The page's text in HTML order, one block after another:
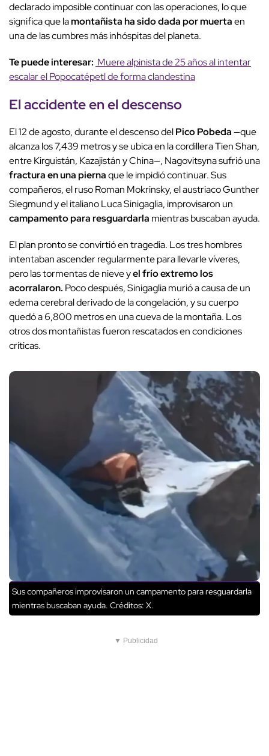
declarado imposible continuar con las operaciones, lo que
significa que lamontañista ha sido dada por muertaen
una de las cumbres más inhóspitas del planeta.
Te puede interesar: Muere alpinista de 25 años al intentar
escalar el Popocatépetl de forma clandestina
Elaccidente en el descenso
El 12 de agosto, durante el descenso delPico Pobeda—que
alcanza los 7,439 metros y se ubica en la cordillera Tien Shan,
entre Kirguistán, Kazajistán y China—, Nagovitsyna sufrió una
fractura en una piernaque le impidió continuar. Sus
compañeros, el ruso Roman Mokrinsky, el austriaco Gunther
Siegmund y el italiano Luca Sinigaglia, improvisaron un
campamento para resguardarla mientras buscaban ayuda.
El plan pronto se convirtió en tragedia. Los tres hombres
intentaban ascender regularmente para llevarle víveres,
pero las tormentas de nieve yel frío extremo los
acorralaron. Poco después, Sinigaglia murió a causa de un
edema cerebral derivado de la congelación, y su cuerpo
quedó a 6,800 metros en una cueva de la montaña. Los
otros dos montañistas fueron rescatados en condiciones
críticas.
Sus compañeros improvisaron un campamento para resguardarla
mientras buscaban ayuda. Créditos: X.
▼ Publicidad